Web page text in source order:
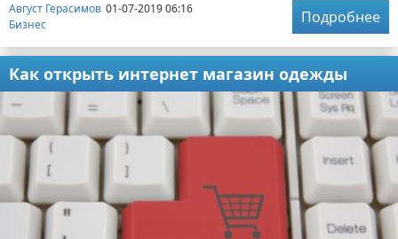
Август Герасимов 01-07-2019 06:16
Бизнес
Подробнее
Как открыть интернет магазин одежды